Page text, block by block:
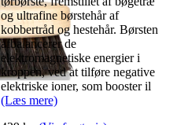
og ultrafine børstehår af
kobbertråd og hestehår. Børsten
afbalancerer de
elektromagnetiske energier i
kroppen, ved at tilføre negative
elektriske ioner, som booster il
(Læs mere)